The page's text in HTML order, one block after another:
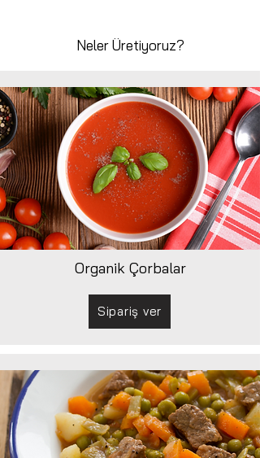
Neler Üretiyoruz?
Organik Çorbalar
Sipariş ver